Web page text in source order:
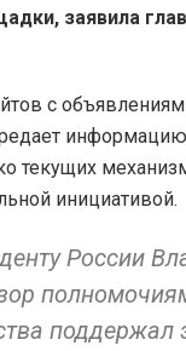
заявила
с
текущих
инициативой.
России